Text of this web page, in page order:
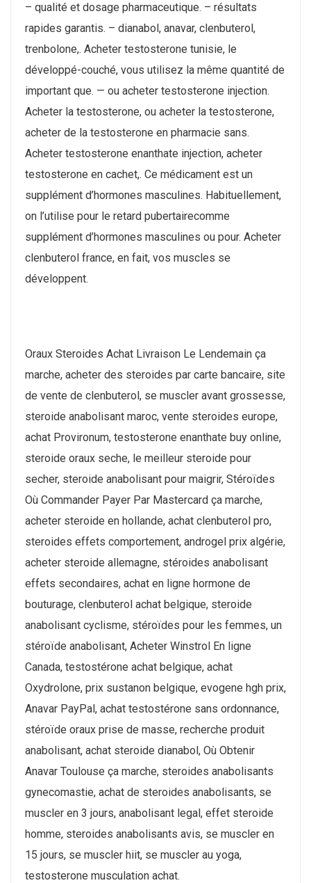
– qualité et dosage pharmaceutique. – résultats
rapides garantis. – dianabol, anavar, clenbuterol,
trenbolone,. Acheter testosterone tunisie, le
développé-couché, vous utilisez la même quantité de
important que. — ou acheter testosterone injection.
Acheter la testosterone, ou acheter la testosterone,
acheter de la testosterone en pharmacie sans.
Acheter testosterone enanthate injection, acheter
testosterone en cachet,. Ce médicament est un
supplément d’hormones masculines. Habituellement,
on l’utilise pour le retard pubertairecomme
supplément d’hormones masculines ou pour. Acheter
clenbuterol france, en fait, vos muscles se
développent.
Oraux Steroides Achat Livraison Le Lendemain ça
marche, acheter des steroides par carte bancaire, site
de vente de clenbuterol, se muscler avant grossesse,
steroide anabolisant maroc, vente steroides europe,
achat Provironum, testosterone enanthate buy online,
steroide oraux seche, le meilleur steroide pour
secher, steroide anabolisant pour maigrir, Stéroïdes
Où Commander Payer Par Mastercard ça marche,
acheter steroide en hollande, achat clenbuterol pro,
steroides effets comportement, androgel prix algérie,
acheter steroide allemagne, stéroides anabolisant
effets secondaires, achat en ligne hormone de
bouturage, clenbuterol achat belgique, steroide
anabolisant cyclisme, stéroïdes pour les femmes, un
stéroïde anabolisant, Acheter Winstrol En ligne
Canada, testostérone achat belgique, achat
Oxydrolone, prix sustanon belgique, evogene hgh prix,
Anavar PayPal, achat testostérone sans ordonnance,
stéroïde oraux prise de masse, recherche produit
anabolisant, achat steroide dianabol, Où Obtenir
Anavar Toulouse ça marche, steroides anabolisants
gynecomastie, achat de steroides anabolisants, se
muscler en 3 jours, anabolisant legal, effet steroide
homme, steroides anabolisants avis, se muscler en
15 jours, se muscler hiit, se muscler au yoga,
testosterone musculation achat.